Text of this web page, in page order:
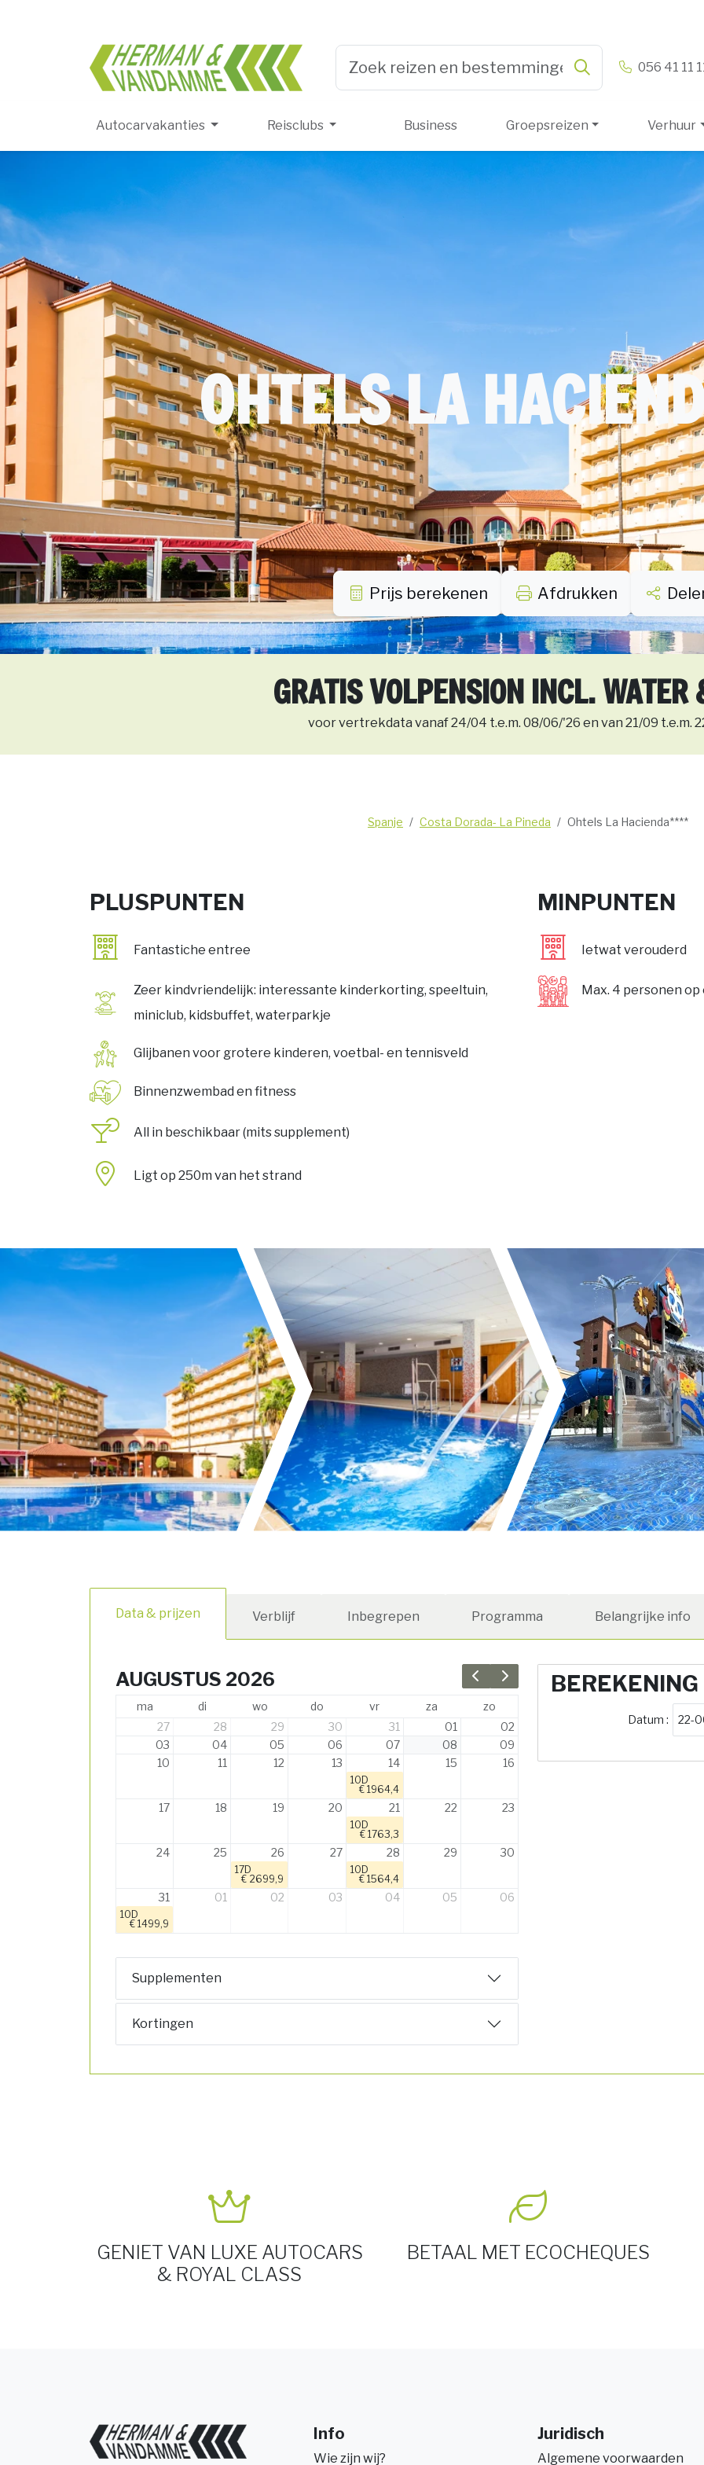
Herman & Vandamme 056 41 11
Autocarvakanties Reisclubs Business Groepsreizen Verhuur
OHTELS LA
Prijs berekenen Afdrukken
GRATIS VOLPENSION INCL. WATER
voor vertrekdata vanaf 24/04 t.e.m. 08/06/'26 en van 21/09 t.e.m.
Spanje Costa Dorada- La Pineda Ohtels La Hacienda****
PLUSPUNTEN
Fantastiche entree
Zeer kindvriendelijk: interessante kinderkorting, speeltuin,
miniclub, kidsbuffet, waterparkje
Glijbanen voor grotere kinderen, voetbal- en tennisveld
Binnenzwembad en fitness
All in beschikbaar (mits supplement)
Ligt op 250m van het strand
MINPUNTEN
Ietwat verouderd
Max. 4 personen
Data & prijzen Verblijf Inbegrepen Programma Belangrijke info
Previous month
Next month
AUGUSTUS 2026
ma di wo do vr za
zo
27
28 29 30 31 01
02
03
04 05 06 07 08
09
10
11 12 13 14
10D
€ 1964,4
15 16
17 18 19 20 21
10D
€ 1763,3
22 23
24 25 26
17D
€ 2699,9
27 28
10D
€ 1564,4
29 30
31
10D
€ 1499,9
01 02 03 04 05 06
Supplementen
Kortingen
BEREKENING
Datum :
GENIET VAN LUXE AUTOCARS
& ROYAL CLASS
BETAAL MET ECOCHEQUES
Info
Wie zijn wij?
Juridisch
Algemene voorwaarden